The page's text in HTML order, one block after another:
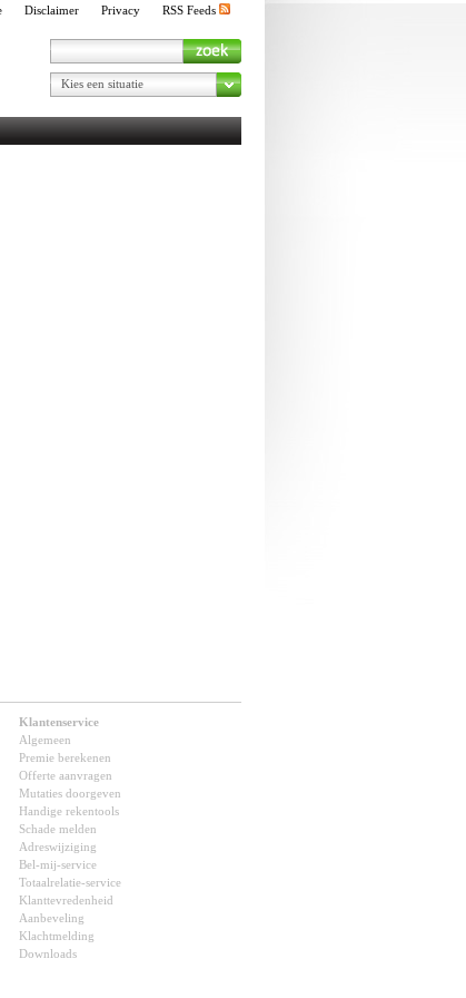
Kies een situatie
Disclaimer Privacy RSS Feeds
Klantenservice
Algemeen
Premie berekenen
Offerte aanvragen
Mutaties doorgeven
Handige rekentools
Schade melden
Adreswijziging
Bel-mij-service
Totaalrelatie-service
Klanttevredenheid
Aanbeveling
Klachtmelding
Downloads